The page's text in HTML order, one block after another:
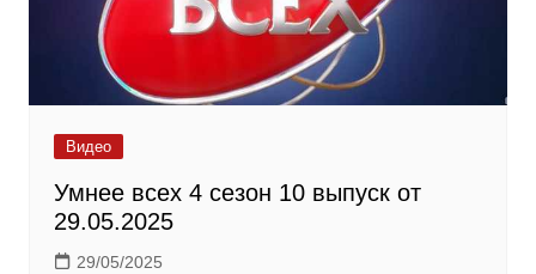
Видео
Умнее всех 4 сезон 10 выпуск от
29.05.2025
29/05/2025